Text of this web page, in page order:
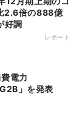
2.6倍の888億
好調
レポート
」を発表